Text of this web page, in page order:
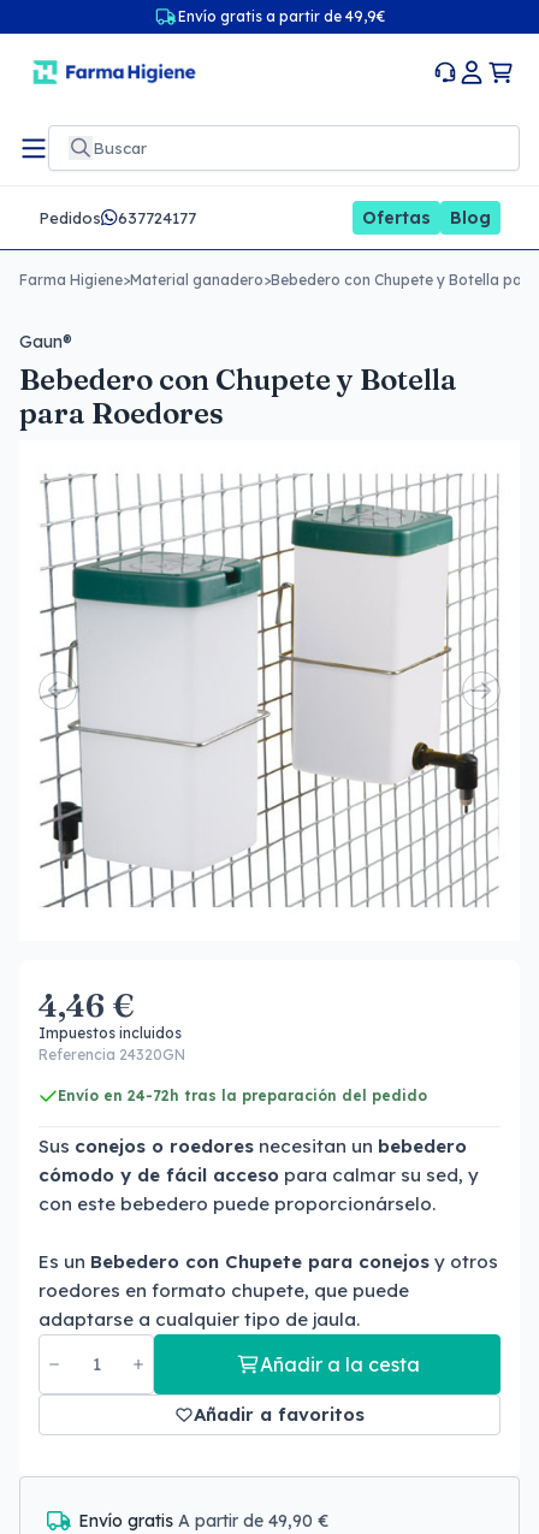
Envío gratis a partir de 49,9€
Pedidos 637724177 Ofertas Blog
Farma Higiene>Material ganadero>Bebedero con Chupete y Botella
Gaun®
Bebedero con Chupete y Botella
para Roedores
4,46 €
Impuestos incluidos
Referencia 24320GN
Envío en 24-72h tras la preparación del pedido
Sus conejos o roedores necesitan un bebedero
cómodo y de fácil acceso para calmar su sed, y
con este bebedero puede proporcionárselo.
Es un Bebedero con Chupete para conejos y otros
roedores en formato chupete, que puede
adaptarse a cualquier tipo de jaula.
Añadir a la cesta
Añadir a favoritos
Envío gratis A partir de 49,90 €